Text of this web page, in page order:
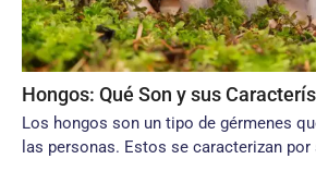
Hongos: Qué Son y sus
Los hongos son un tipo de gérmenes
las personas. Estos se caracterizan